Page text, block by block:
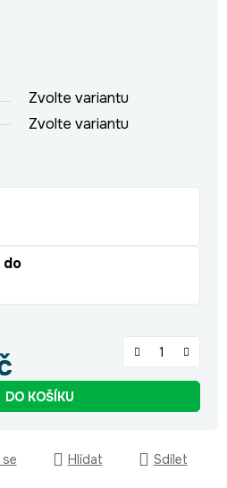
Zvolte variantu
Zvolte variantu
do
DO KOŠÍKU
Hlídat Sdílet